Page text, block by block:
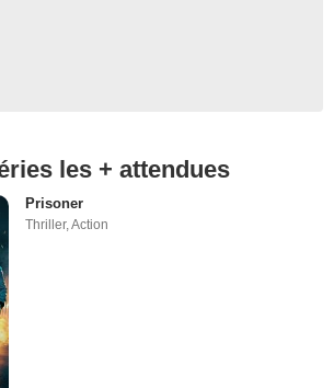
les + attendues
Prisoner
Thriller,Action